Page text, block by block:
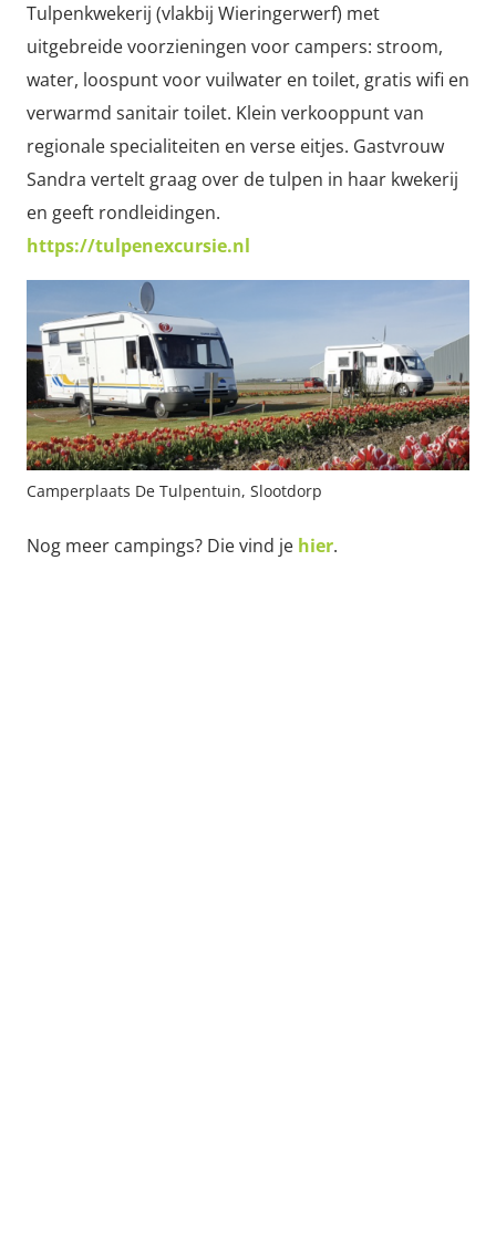
Tulpenkwekerij (vlakbij Wieringerwerf) met
uitgebreide voorzieningen voor campers: stroom,
water, loospunt voor vuilwater en toilet, gratis wifi en
verwarmd sanitair toilet. Klein verkooppunt van
regionale specialiteiten en verse eitjes. Gastvrouw
Sandra vertelt graag over de tulpen in haar kwekerij
en geeft rondleidingen.
https://tulpenexcursie.nl
Camperplaats De Tulpentuin, Slootdorp
Nog meer campings? Die vind je hier.